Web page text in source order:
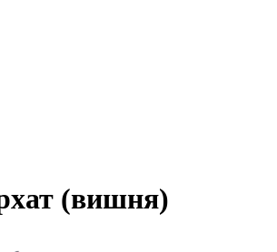
(вишня)